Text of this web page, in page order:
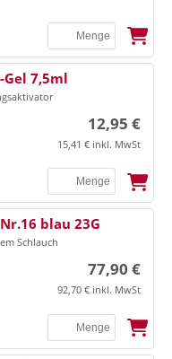
7,5ml
12,95 €
15,41 € inkl. MwSt
blau 23G
Schlauch
77,90 €
92,70 € inkl. MwSt